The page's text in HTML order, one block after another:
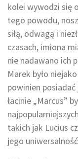
kolei wywodzi się
tego powodu,
siłą, odwagą i
czasach, imiona
nie nadawano ich
Marek było
powinien posiadać
łacinie „Marcus”
takich jak Lucius
jego